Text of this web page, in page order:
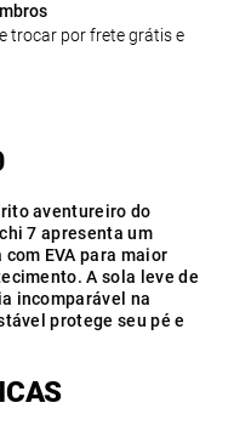
trocar por frete grátis e
aventureiro do
7 apresenta um
com EVA para maior
A sola leve de
incomparável na
protege seu pé e